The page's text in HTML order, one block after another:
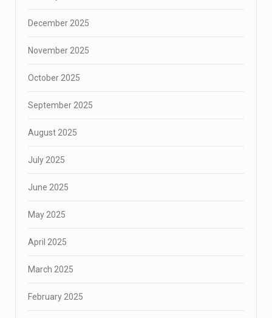
December 2025
November 2025
October 2025
September 2025
August 2025
July 2025
June 2025
May 2025
April 2025
March 2025
February 2025